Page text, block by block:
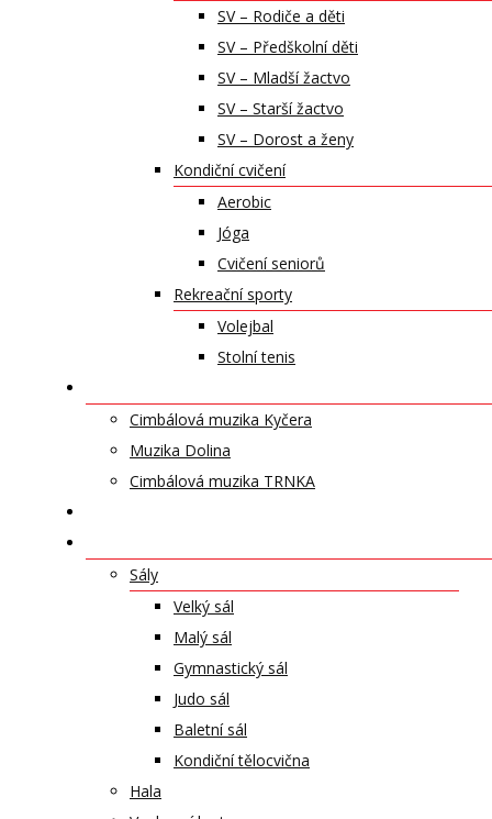
SV – Rodiče a děti
SV – Předškolní děti
SV – Mladší žactvo
SV – Starší žactvo
SV – Dorost a ženy
Kondiční cvičení
Aerobic
Jóga
Cvičení seniorů
Rekreační sporty
Volejbal
Stolní tenis
Cimbálová muzika Kyčera
Muzika Dolina
Cimbálová muzika TRNKA
Sály
Velký sál
Malý sál
Gymnastický sál
Judo sál
Baletní sál
Kondiční tělocvična
Hala